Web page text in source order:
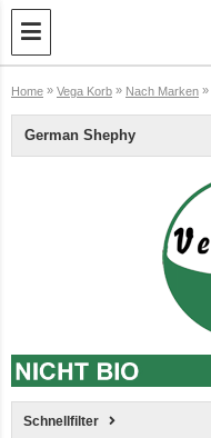
Home » Vega Korb » Nach Marken »
German Shephy
Schnellfilter